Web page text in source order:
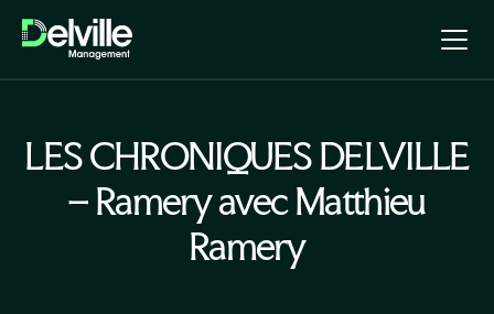
LES CHRONIQUES DELVILLE
– Ramery avec Matthieu
Ramery